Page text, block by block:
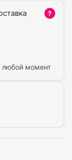
?
любой момент